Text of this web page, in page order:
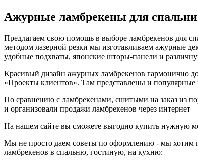
Ажурные ламбрекены для
Предлагаем свою помощь в выборе ламбрекенов для
методом лазерной резки мы изготавливаем ажурные
удобные подхваты, японские шторы-панели и
Красивый дизайн ажурных ламбрекенов гармонично
«Проекты клиентов». Там представлены и
По сравнению с ламбрекенами, сшитыми на заказ из
и организовали продажи ламбрекенов через интернет
На нашем сайте вы сможете выгодно купить нужную
Мы не просто даем советы по оформлению - мы
ламбрекенов в спальню, гостиную, на кухню: